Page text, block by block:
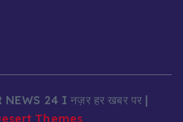
Themes